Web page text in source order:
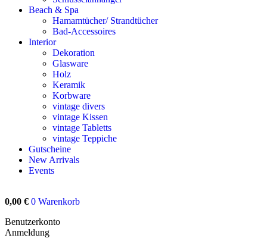
Beach & Spa
Hamamtücher/ Strandtücher
Bad-Accessoires
Interior
Dekoration
Glasware
Holz
Keramik
Korbware
vintage divers
vintage Kissen
vintage Tabletts
vintage Teppiche
Gutscheine
New Arrivals
Events
0,00 € 0 Warenkorb
Benutzerkonto
Anmeldung